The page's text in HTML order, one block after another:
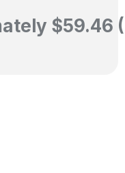
$59.46